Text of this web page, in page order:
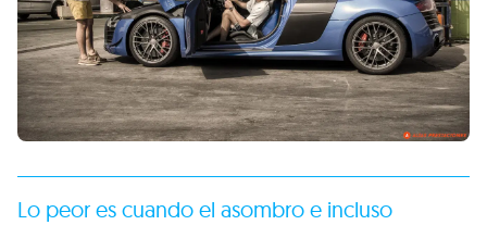
Lo peor es cuando el asombro e incluso